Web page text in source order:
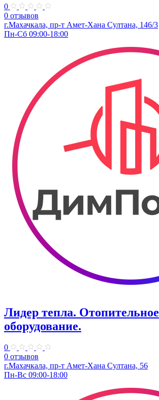
0
0 отзывов
г.Махачкала, пр-т Амет-Хана Султана, 146/3
Пн-Сб 09:00-18:00
Лидер тепла. Отопительное
оборудование.
0
0 отзывов
г.Махачкала, пр-т Амет-Хана Султана, 56
Пн-Вс 09:00-18:00